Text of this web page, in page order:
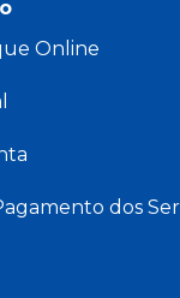
Online
dos